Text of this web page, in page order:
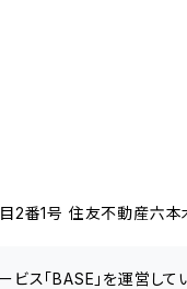
2番1号 住友不動産六本
ビス「BASE」を運営し